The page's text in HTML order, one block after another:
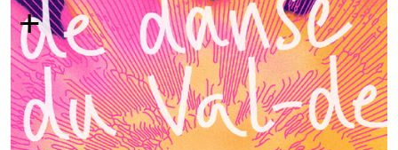
+